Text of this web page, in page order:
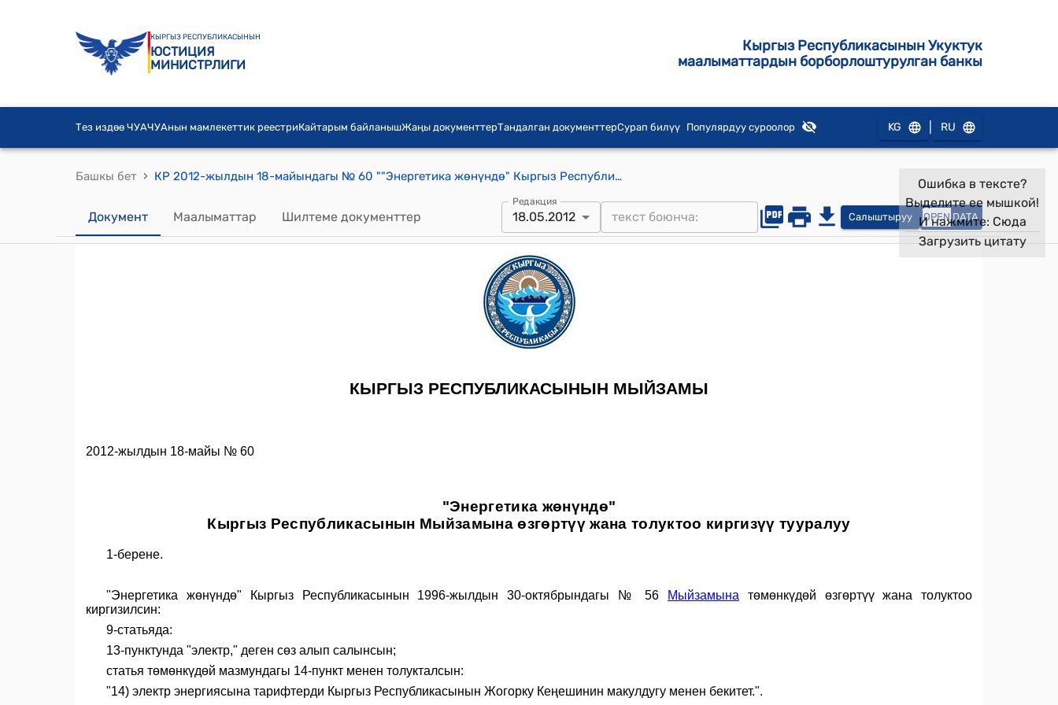
КЫРГЫЗ РЕСПУБЛИКАСЫНЫН
ЮСТИЦИЯ
МИНИСТРЛИГИ
Кыргыз Республикасынын Укуктук
маалыматтардын борборлоштурулган банкы
Тез издөө ЧУАЧУАнын мамлекеттик реестриКайтарым байланышЖаңы документтерТандалган документтерСурап билүү Популярдуу суроолор KG RU
Башкы бет › КР 2012-жылдын 18-майындагы № 60 ""Энергетика жөнүндө" Кыргыз Республикасынын Мыйзамына өзгөртүү жана толуктоо киргизүү тууралуу" Мыйзамы
Документ Маалыматтар Шилтеме документтер
Редакция
18.05.2012 Салыштыруу OPEN DATA
Ошибка в тексте?
Выделите ее мышкой!
И нажмите: Сюда
Загрузить цитату